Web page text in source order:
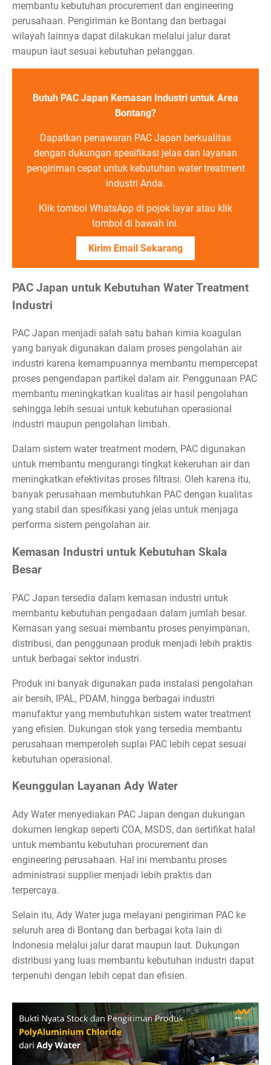
membantu kebutuhan procurement dan engineering
perusahaan. Pengiriman ke Bontang dan berbagai
wilayah lainnya dapat dilakukan melalui jalur darat
maupun laut sesuai kebutuhan pelanggan.
Butuh PAC Japan Kemasan Industri untuk Area
Bontang?
Dapatkan penawaran PAC Japan berkualitas
dengan dukungan spesifikasi jelas dan layanan
pengiriman cepat untuk kebutuhan water treatment
industri Anda.
Klik tombol WhatsApp di pojok layar atau klik
tombol di bawah ini.
Kirim Email Sekarang
PAC Japan untuk Kebutuhan Water Treatment
Industri
PAC Japan menjadi salah satu bahan kimia koagulan
yang banyak digunakan dalam proses pengolahan air
industri karena kemampuannya membantu mempercepat
proses pengendapan partikel dalam air. Penggunaan PAC
membantu meningkatkan kualitas air hasil pengolahan
sehingga lebih sesuai untuk kebutuhan operasional
industri maupun pengolahan limbah.
Dalam sistem water treatment modern, PAC digunakan
untuk membantu mengurangi tingkat kekeruhan air dan
meningkatkan efektivitas proses filtrasi. Oleh karena itu,
banyak perusahaan membutuhkan PAC dengan kualitas
yang stabil dan spesifikasi yang jelas untuk menjaga
performa sistem pengolahan air.
Kemasan Industri untuk Kebutuhan Skala
Besar
PAC Japan tersedia dalam kemasan industri untuk
membantu kebutuhan pengadaan dalam jumlah besar.
Kemasan yang sesuai membantu proses penyimpanan,
distribusi, dan penggunaan produk menjadi lebih praktis
untuk berbagai sektor industri.
Produk ini banyak digunakan pada instalasi pengolahan
air bersih, IPAL, PDAM, hingga berbagai industri
manufaktur yang membutuhkan sistem water treatment
yang efisien. Dukungan stok yang tersedia membantu
perusahaan memperoleh suplai PAC lebih cepat sesuai
kebutuhan operasional.
Keunggulan Layanan Ady Water
Ady Water menyediakan PAC Japan dengan dukungan
dokumen lengkap seperti COA, MSDS, dan sertifikat halal
untuk membantu kebutuhan procurement dan
engineering perusahaan. Hal ini membantu proses
administrasi supplier menjadi lebih praktis dan
terpercaya.
Selain itu, Ady Water juga melayani pengiriman PAC ke
seluruh area di Bontang dan berbagai kota lain di
Indonesia melalui jalur darat maupun laut. Dukungan
distribusi yang luas membantu kebutuhan industri dapat
terpenuhi dengan lebih cepat dan efisien.